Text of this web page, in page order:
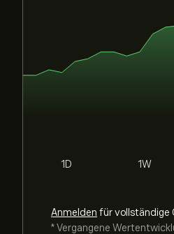
1D 1W
Anmelden für vollständige
* Vergangene